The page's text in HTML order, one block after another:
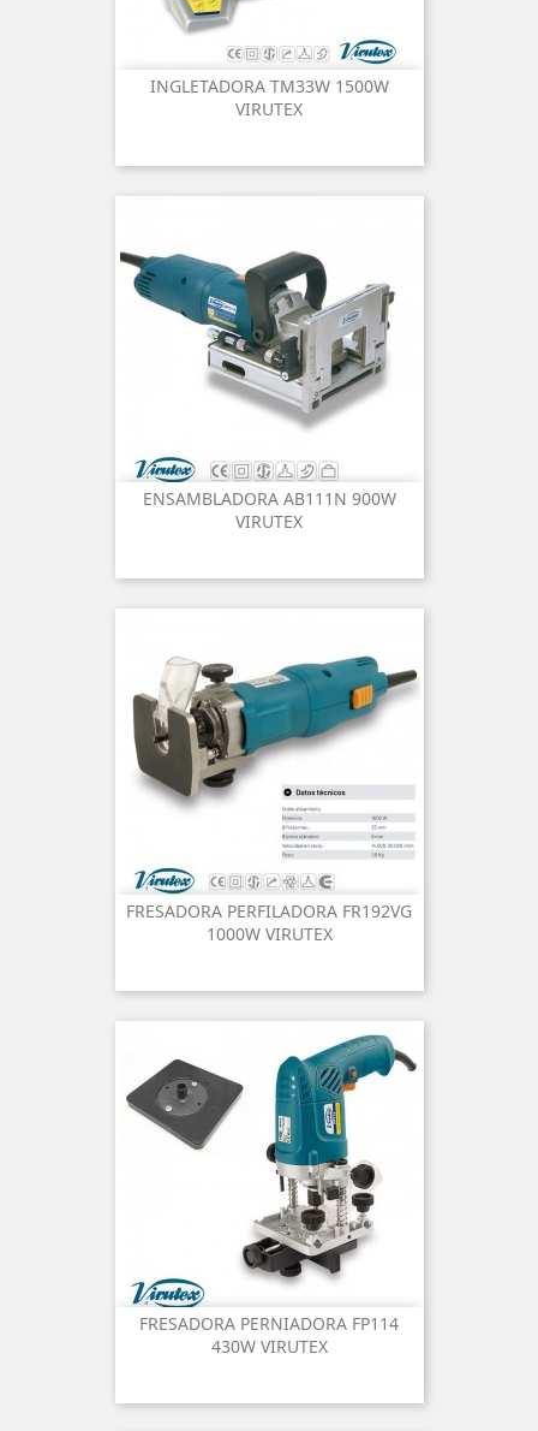
INGLETADORA TM33W 1500W
VIRUTEX
ENSAMBLADORA AB111N 900W
VIRUTEX
FRESADORA PERFILADORA FR192VG
1000W VIRUTEX
FRESADORA PERNIADORA FP114
430W VIRUTEX